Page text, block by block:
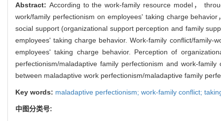
Abstract: According to the work-family resource model，
work/family perfectionism on employees' taking charge
social support (organizational support perception and family
employees' taking charge behavior. Work-family conflict/family-
employees' taking charge behavior. Perception of
perfectionism/maladaptive family perfectionism and work-
between maladaptive work perfectionism/maladaptive family
Key words: maladaptive perfectionism; work-family conflict;
中图分类号: